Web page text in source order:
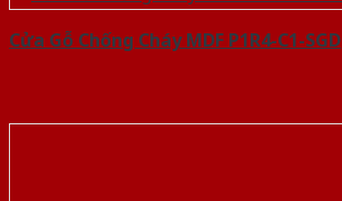
Cửa Gỗ Chống Cháy MDF P1R4-C1-SGD